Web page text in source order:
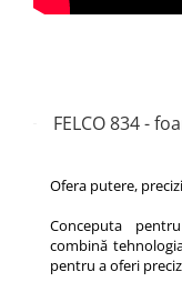
FELCO 834 -
Ofera putere,
Conceputa
combină
pentru a oferi